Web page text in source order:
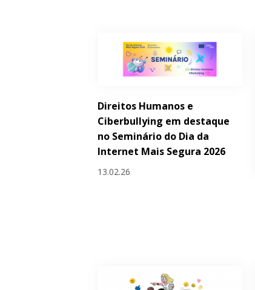
Direitos Humanos e
Ciberbullying em destaque
no Seminário do Dia da
Internet Mais Segura 2026
13.02.26